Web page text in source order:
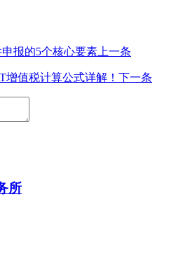
报的5个核心要素 上一条
值税计算公式详解！ 下一条
所